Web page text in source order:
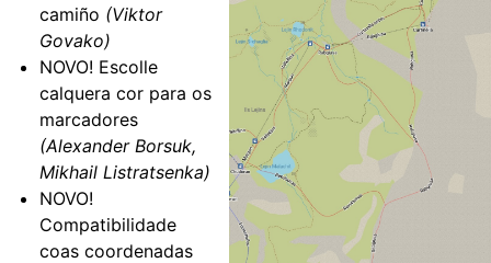
camiño (Viktor
Govako)
NOVO! Escolle
calquera cor para os
marcadores
(Alexander Borsuk,
Mikhail Listratsenka)
NOVO!
Compatibilidade
coas coordenadas